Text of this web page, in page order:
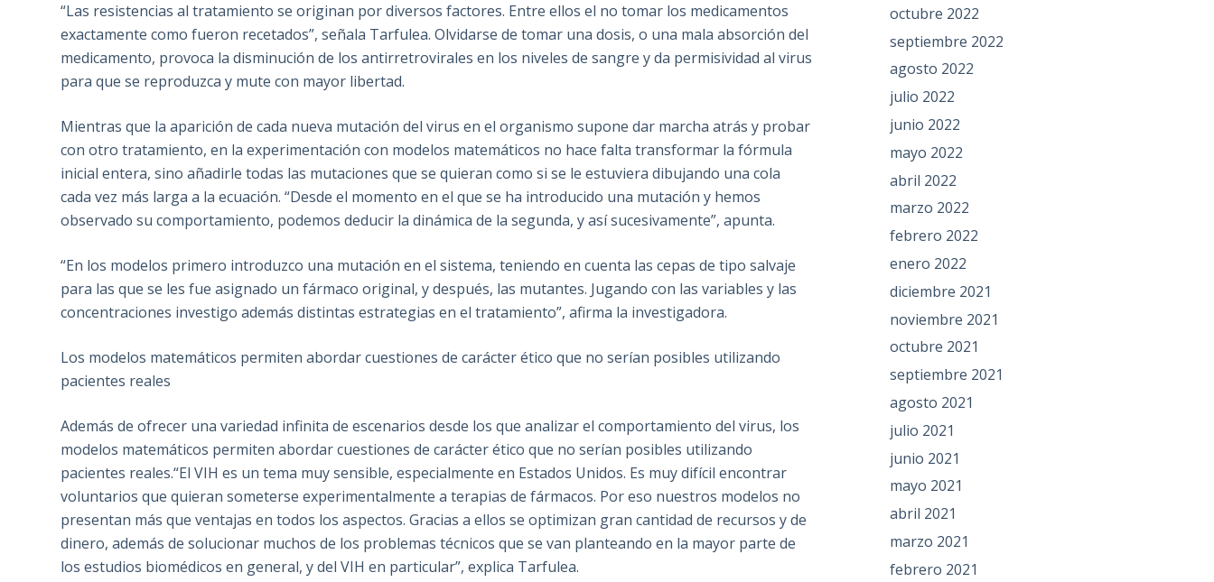
“Las resistencias al tratamiento se originan por diversos factores. Entre ellos el no tomar los medicamentos
exactamente como fueron recetados”, señala Tarfulea. Olvidarse de tomar una dosis, o una mala absorción del
medicamento, provoca la disminución de los antirretrovirales en los niveles de sangre y da permisividad al virus
para que se reproduzca y mute con mayor libertad.
Mientras que la aparición de cada nueva mutación del virus en el organismo supone dar marcha atrás y probar
con otro tratamiento, en la experimentación con modelos matemáticos no hace falta transformar la fórmula
inicial entera, sino añadirle todas las mutaciones que se quieran como si se le estuviera dibujando una cola
cada vez más larga a la ecuación. “Desde el momento en el que se ha introducido una mutación y hemos
observado su comportamiento, podemos deducir la dinámica de la segunda, y así sucesivamente”, apunta.
“En los modelos primero introduzco una mutación en el sistema, teniendo en cuenta las cepas de tipo salvaje
para las que se les fue asignado un fármaco original, y después, las mutantes. Jugando con las variables y las
concentraciones investigo además distintas estrategias en el tratamiento”, afirma la investigadora.
Los modelos matemáticos permiten abordar cuestiones de carácter ético que no serían posibles utilizando
pacientes reales
Además de ofrecer una variedad infinita de escenarios desde los que analizar el comportamiento del virus, los
modelos matemáticos permiten abordar cuestiones de carácter ético que no serían posibles utilizando
pacientes reales.“El VIH es un tema muy sensible, especialmente en Estados Unidos. Es muy difícil encontrar
voluntarios que quieran someterse experimentalmente a terapias de fármacos. Por eso nuestros modelos no
presentan más que ventajas en todos los aspectos. Gracias a ellos se optimizan gran cantidad de recursos y de
dinero, además de solucionar muchos de los problemas técnicos que se van planteando en la mayor parte de
los estudios biomédicos en general, y del VIH en particular”, explica Tarfulea.
octubre 2022
septiembre 2022
agosto 2022
julio 2022
junio 2022
mayo 2022
abril 2022
marzo 2022
febrero 2022
enero 2022
diciembre 2021
noviembre 2021
octubre 2021
septiembre 2021
agosto 2021
julio 2021
junio 2021
mayo 2021
abril 2021
marzo 2021
febrero 2021